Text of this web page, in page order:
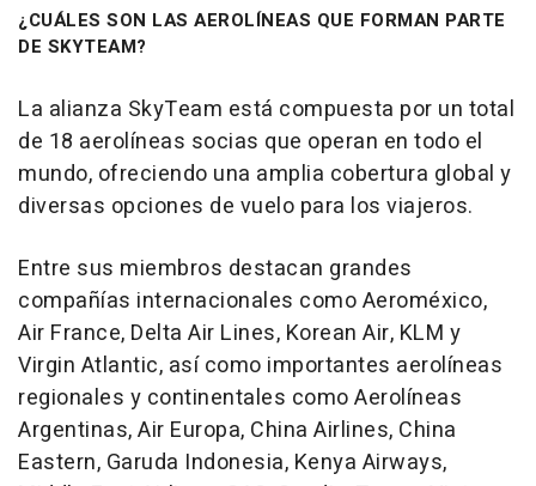
¿CUÁLES SON LAS AEROLÍNEAS QUE FORMAN PARTE
DE SKYTEAM?
La alianza SkyTeam está compuesta por un total
de 18 aerolíneas socias que operan en todo el
mundo, ofreciendo una amplia cobertura global y
diversas opciones de vuelo para los viajeros.
Entre sus miembros destacan grandes
compañías internacionales como Aeroméxico,
Air France, Delta Air Lines, Korean Air, KLM y
Virgin Atlantic, así como importantes aerolíneas
regionales y continentales como Aerolíneas
Argentinas, Air Europa, China Airlines, China
Eastern, Garuda Indonesia, Kenya Airways,